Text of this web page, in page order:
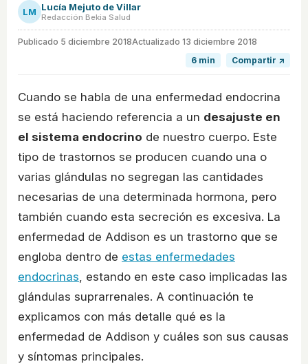
LM Lucía Mejuto de Villar
Redacción Bekia Salud
Publicado 5 diciembre 2018Actualizado 13 diciembre 2018
6 min
Compartir ↗
Cuando se habla de una enfermedad endocrina
se está haciendo referencia a un desajuste en
el sistema endocrino de nuestro cuerpo. Este
tipo de trastornos se producen cuando una o
varias glándulas no segregan las cantidades
necesarias de una determinada hormona, pero
también cuando esta secreción es excesiva. La
enfermedad de Addison es un trastorno que se
engloba dentro de estas enfermedades
endocrinas , estando en este caso implicadas las
glándulas suprarrenales. A continuación te
explicamos con más detalle qué es la
enfermedad de Addison y cuáles son sus causas
y síntomas principales.